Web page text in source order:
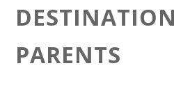
PARENTS